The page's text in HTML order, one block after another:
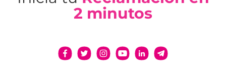
2 minutos